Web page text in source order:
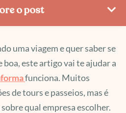
o post
uma viagem e quer saber se
boa, este artigo vai te ajudar a
funciona. Muitos
de tours e passeios, mas é
qual empresa escolher.